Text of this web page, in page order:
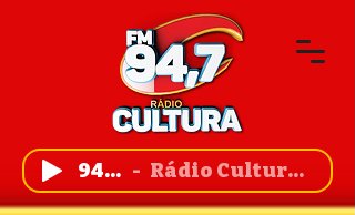
94,7 FM Rádio Cultura de Guanambi